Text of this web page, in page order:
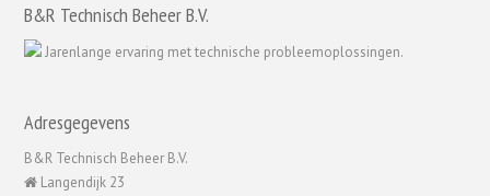
B&R Technisch Beheer B.V.
Jarenlange ervaring met technische probleemoplossingen.
Adresgegevens
B&R Technisch Beheer B.V.
Langendijk 23